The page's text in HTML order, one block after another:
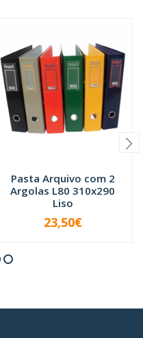
Pasta Arquivo com 2
Argolas L80 310x290
Liso
VER OPÇÕES
23,50€